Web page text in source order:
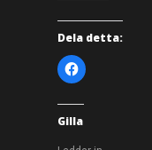
Dela detta:
K
l
k
a
f
Gilla